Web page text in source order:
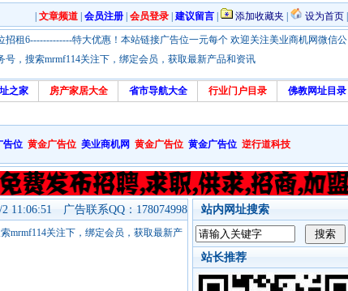
文章频道 会员注册 会员登录 建议留言 添加收藏夹 设为首页
招租6-------------特大优惠！本站链接广告位一元每个 欢迎关注美业商机网微信公
号，搜索mrmf114关注下，绑定会员，获取最新产品和资讯
之家 房产家居大全 省市导航大全 行业门户目录 佛教网址目录
告位 黄金广告位 美业商机网 黄金广告位 黄金广告位 逆行道科技
站内网址搜索
站长推荐
11:06:51 广告联系QQ：178074998
mrmf114关注下，绑定会员，获取最新产